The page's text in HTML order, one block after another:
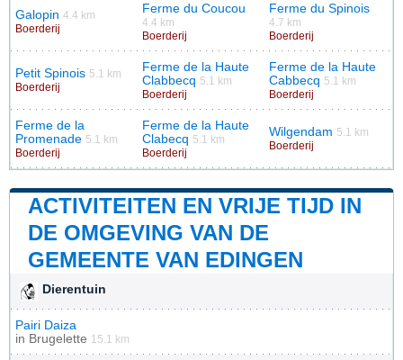
Galopin 4.4 km
Boerderij
Ferme du Coucou
4.4 km
Boerderij
Ferme du Spinois
4.7 km
Boerderij
Petit Spinois 5.1 km
Boerderij
Ferme de la Haute
Clabbecq 5.1 km
Boerderij
Ferme de la Haute
Cabbecq 5.1 km
Boerderij
Ferme de la
Promenade 5.1 km
Boerderij
Ferme de la Haute
Clabecq 5.1 km
Boerderij
Wilgendam 5.1 km
Boerderij
ACTIVITEITEN EN VRIJE TIJD IN
DE OMGEVING VAN DE
GEMEENTE VAN EDINGEN
Dierentuin
Pairi Daiza
in Brugelette 15.1 km